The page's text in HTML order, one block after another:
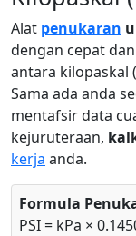
Alat penukaran
dengan cepat
antara kilopaskal
Sama ada anda
mentafsir data
kejuruteraan,
kerja anda.
Formula
PSI = kPa ×